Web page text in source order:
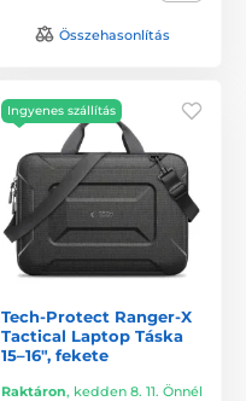
Összehasonlítás
Ingyenes szállítás
Tech-Protect Ranger-X
Tactical Laptop Táska
15–16", fekete
Raktáron, kedden 8. 11. Önnél